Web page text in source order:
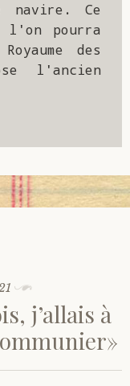
Ce
l'on pourra
des
l'ancien
j’allais à